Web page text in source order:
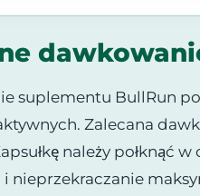
suplementu BullRun
Zalecana
należy połknąć
nieprzekraczanie